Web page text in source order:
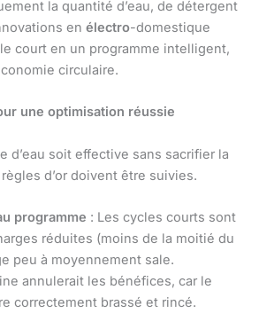
la quantité d’eau, de détergent
en électro-domestique
court en un programme intelligent,
circulaire.
une optimisation réussie
d’eau soit effective sans sacrifier la
d’or doivent être suivies.
programme : Les cycles courts sont
réduites (moins de la moitié du
peu à moyennement sale.
annulerait les bénéfices, car le
correctement brassé et rincé.